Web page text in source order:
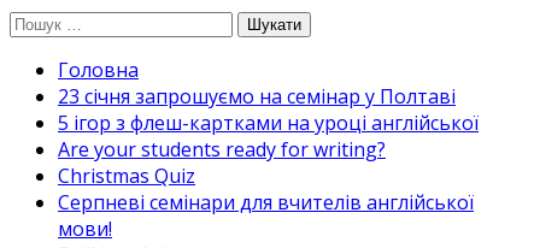
Перейти
вмісту
Пошук:
Головна
23 січня запрошуємо на семінар у Полтаві
5 ігор з флеш-картками на уроці англійської
Are your students ready for writing?
Christmas Quiz
Cерпневі семінари для вчителів англійської
мови!